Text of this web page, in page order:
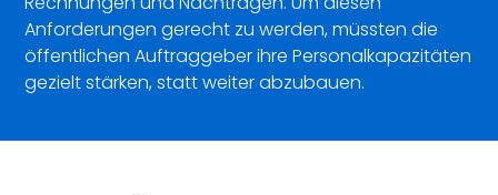
Anforderungen gerecht zu werden, müssten die
öffentlichen Auftraggeber ihre Personalkapazitäten
gezielt stärken, statt weiter abzubauen.